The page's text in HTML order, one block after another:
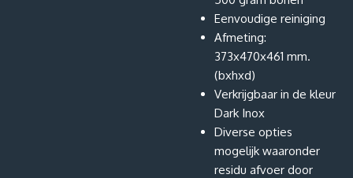
Eenvoudige reiniging
Afmeting:
373x470x461 mm.
(bxhxd)
Verkrijgbaar in de kleur
Dark Inox
Diverse opties
mogelijk waaronder
residu afvoer door